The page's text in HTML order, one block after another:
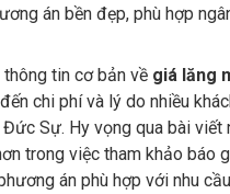
án bền đẹp, phù hợp
tin cơ bản về giá lăng
chi phí và lý do nhiều
Sự. Hy vọng qua bài viết
trong việc tham khảo báo
án phù hợp với nhu